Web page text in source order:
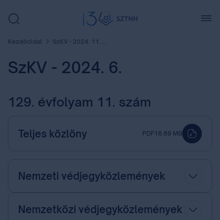
Kezdőoldal SzKV - 2024. 11. szám
SzKV - 2024. 6.
129. évfolyam 11. szám
Teljes közlöny PDF16.89 MB
Nemzeti védjegyközlemények
Nemzetközi védjegyközlemények